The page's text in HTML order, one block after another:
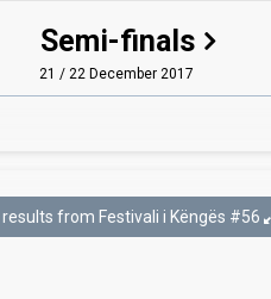
Semi-finals
21 / 22 December 2017
Final
from Festivali i Këngës #56